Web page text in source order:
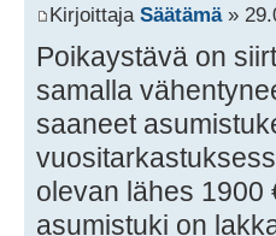
Kirjoittaja Säätämä»
Poikaystävä on
samalla
saaneet
olevan lähes 1900
asumistuki on